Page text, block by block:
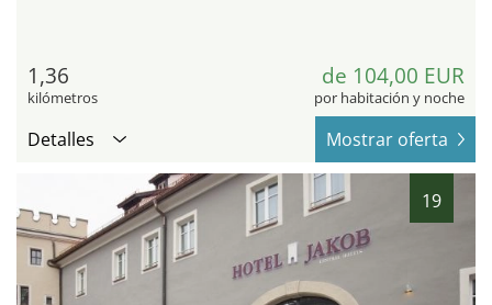
1,36
kilómetros
de 104,00 EUR
por habitación y noche
Detalles Mostrar oferta
19